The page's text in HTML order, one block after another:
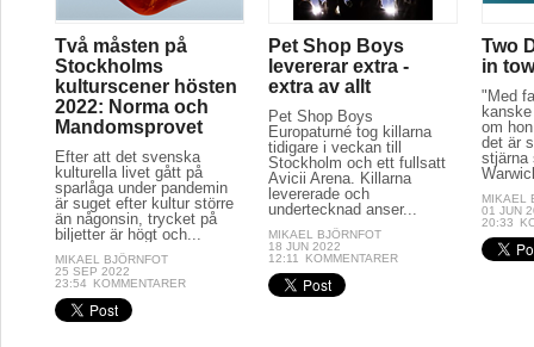
Två måsten på
Stockholms
kulturscener hösten
2022: Norma och
Mandomsprovet
Efter att det svenska
kulturella livet gått på
sparlåga under pandemin
är suget efter kultur större
än någonsin, trycket på
biljetter är högt och...
MIKAEL BJÖRNFOT
25 SEP 2022
23:54
KOMMENTARER
Pet Shop Boys
levererar extra -
extra av allt
Pet Shop Boys
Europaturné tog killarna
tidigare i veckan till
Stockholm och ett fullsatt
Avicii Arena. Killarna
levererade och
undertecknad anser...
MIKAEL BJÖRNFOT
18 JUN 2022
12:11
KOMMENTARER
Two
in
"Med
om
det är
stjärna
MIKAEL
01 JUN
20:33